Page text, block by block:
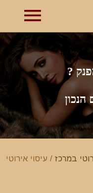
?
במרכז / עיסוי אירוטי